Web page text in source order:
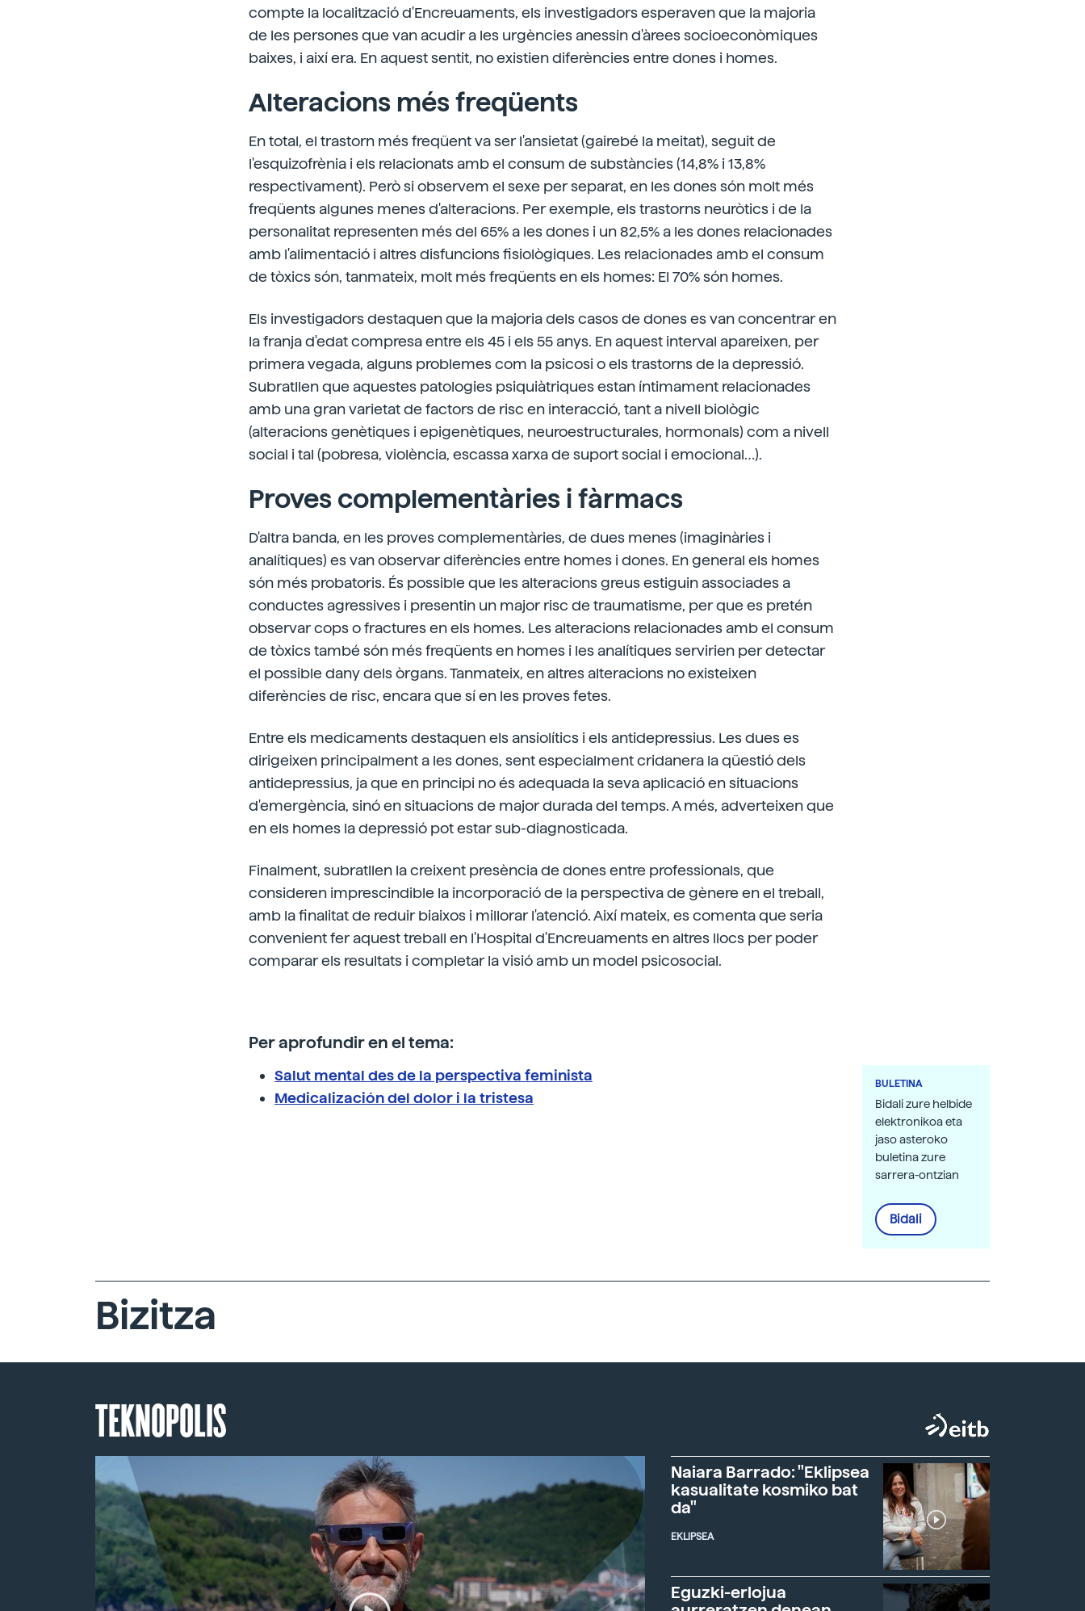
compte la localització d'Encreuaments, els investigadors esperaven que la majoria
de les persones que van acudir a les urgències anessin d'àrees socioeconòmiques
baixes, i així era. En aquest sentit, no existien diferències entre dones i homes.
Alteracions més freqüents
En total, el trastorn més freqüent va ser l'ansietat (gairebé la meitat), seguit de
l'esquizofrènia i els relacionats amb el consum de substàncies (14,8% i 13,8%
respectivament). Però si observem el sexe per separat, en les dones són molt més
freqüents algunes menes d'alteracions. Per exemple, els trastorns neuròtics i de la
personalitat representen més del 65% a les dones i un 82,5% a les dones relacionades
amb l'alimentació i altres disfuncions fisiològiques. Les relacionades amb el consum
de tòxics són, tanmateix, molt més freqüents en els homes: El 70% són homes.
Els investigadors destaquen que la majoria dels casos de dones es van concentrar en
la franja d'edat compresa entre els 45 i els 55 anys. En aquest interval apareixen, per
primera vegada, alguns problemes com la psicosi o els trastorns de la depressió.
Subratllen que aquestes patologies psiquiàtriques estan íntimament relacionades
amb una gran varietat de factors de risc en interacció, tant a nivell biològic
(alteracions genètiques i epigenètiques, neuroestructurales, hormonals) com a nivell
social i tal (pobresa, violència, escassa xarxa de suport social i emocional…).
Proves complementàries i fàrmacs
D'altra banda, en les proves complementàries, de dues menes (imaginàries i
analítiques) es van observar diferències entre homes i dones. En general els homes
són més probatoris. És possible que les alteracions greus estiguin associades a
conductes agressives i presentin un major risc de traumatisme, per que es pretén
observar cops o fractures en els homes. Les alteracions relacionades amb el consum
de tòxics també són més freqüents en homes i les analítiques servirien per detectar
el possible dany dels òrgans. Tanmateix, en altres alteracions no existeixen
diferències de risc, encara que sí en les proves fetes.
Entre els medicaments destaquen els ansiolítics i els antidepressius. Les dues es
dirigeixen principalment a les dones, sent especialment cridanera la qüestió dels
antidepressius, ja que en principi no és adequada la seva aplicació en situacions
d'emergència, sinó en situacions de major durada del temps. A més, adverteixen que
en els homes la depressió pot estar sub-diagnosticada.
Finalment, subratllen la creixent presència de dones entre professionals, que
consideren imprescindible la incorporació de la perspectiva de gènere en el treball,
amb la finalitat de reduir biaixos i millorar l'atenció. Així mateix, es comenta que seria
convenient fer aquest treball en l'Hospital d'Encreuaments en altres llocs per poder
comparar els resultats i completar la visió amb un model psicosocial.
Per aprofundir en el tema:
Salut mental des de la perspectiva feminista
Medicalización del dolor i la tristesa
BULETINA
Bidali zure helbide
elektronikoa eta
jaso asteroko
buletina zure
sarrera-ontzian
Bidali
Bizitza
TEKNOPOLIS
Naiara Barrado: "Eklipsea
kasualitate kosmiko bat
da"
EKLIPSEA
Eguzki-erlojua